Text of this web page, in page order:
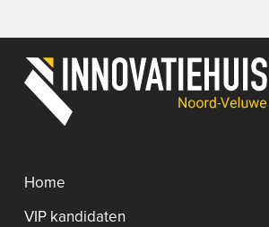
Home
VIP kandidaten